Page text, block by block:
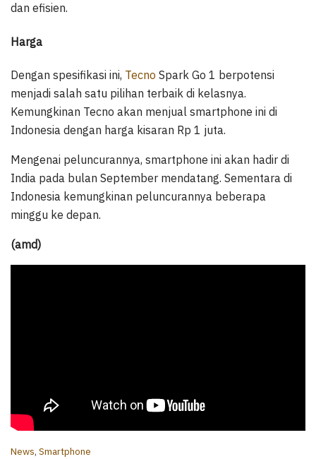
dan efisien.
Harga
Dengan spesifikasi ini, Tecno Spark Go 1 berpotensi
menjadi salah satu pilihan terbaik di kelasnya.
Kemungkinan Tecno akan menjual smartphone ini di
Indonesia dengan harga kisaran Rp 1 juta.
Mengenai peluncurannya, smartphone ini akan hadir di
India pada bulan September mendatang. Sementara di
Indonesia kemungkinan peluncurannya beberapa
minggu ke depan.
(amd)
C
News, Smartphone